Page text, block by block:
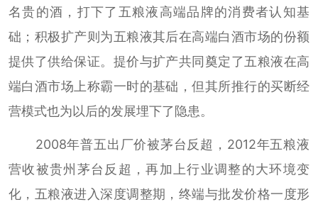
名贵的酒，打下了五粮液高端品牌的消费者认知基
础；积极扩产则为五粮液其后在高端白酒市场的份额
提供了供给保证。提价与扩产共同奠定了五粮液在高
端白酒市场上称霸一时的基础，但其所推行的买断经
营模式也为以后的发展埋下了隐患。
2008年普五出厂价被茅台反超，2012年五粮液
营收被贵州茅台反超，再加上行业调整的大环境变
化，五粮液进入深度调整期，终端与批发价格一度形